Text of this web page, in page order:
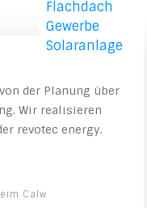
der Planung über
Wir realisieren
revotec energy.
Calw